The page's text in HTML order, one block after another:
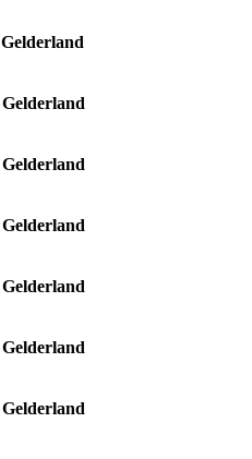
Gelderland
Gelderland
Gelderland
Gelderland
Gelderland
Gelderland
Gelderland